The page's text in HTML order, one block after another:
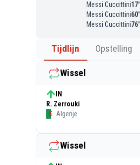
Messi Cuccittini17'
Messi Cuccittini60'
Messi Cuccittini76'
Tijdlijn Opstelling
Wissel
IN
R. Zerrouki
Algerije
Wissel